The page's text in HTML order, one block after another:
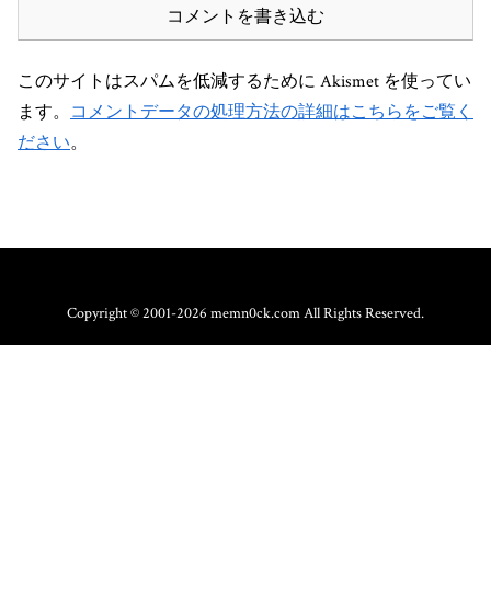
コメントを書き込む
このサイトはスパムを低減するために Akismet を使ってい
ます。 コメントデータの処理方法の詳細はこちらをご覧く
ださい。
Copyright © 2001-2026 memn0ck.com All Rights Reserved.